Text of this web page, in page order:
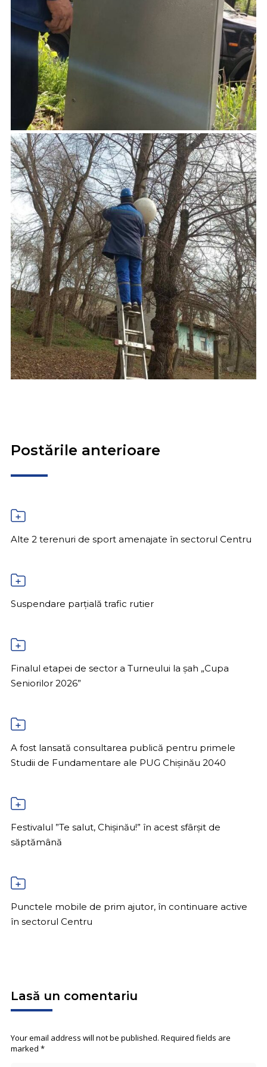
Postările anterioare
Alte 2 terenuri de sport amenajate în sectorul Centru
Suspendare parțială trafic rutier
Finalul etapei de sector a Turneului la șah „Cupa
Seniorilor 2026”
A fost lansată consultarea publică pentru primele
Studii de Fundamentare ale PUG Chișinău 2040
Festivalul ”Te salut, Chișinău!” în acest sfârșit de
săptămână
Punctele mobile de prim ajutor, în continuare active
în sectorul Centru
Lasă un comentariu
Your email address will not be published. Required fields are
marked *